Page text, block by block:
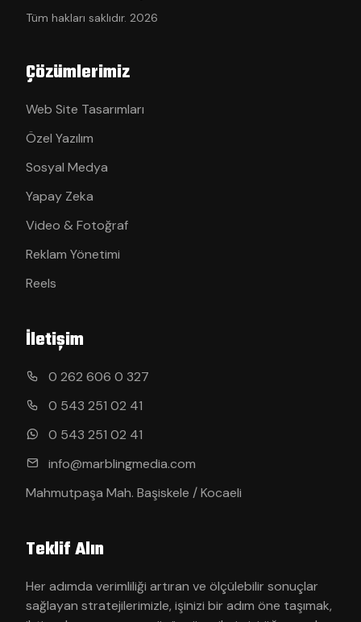
Tüm hakları saklıdır. 2026
Çözümlerimiz
Web Site Tasarımları
Özel Yazılım
Sosyal Medya
Yapay Zeka
Video & Fotoğraf
Reklam Yönetimi
Reels
İletişim
0 262 606 0 327
0 543 251 02 41
0 543 251 02 41
info@marblingmedia.com
Mahmutpaşa Mah. Başiskele / Kocaeli
Teklif Alın
Her adımda verimliliği artıran ve ölçülebilir sonuçlar
sağlayan stratejilerimizle, işinizi bir adım öne taşımak,